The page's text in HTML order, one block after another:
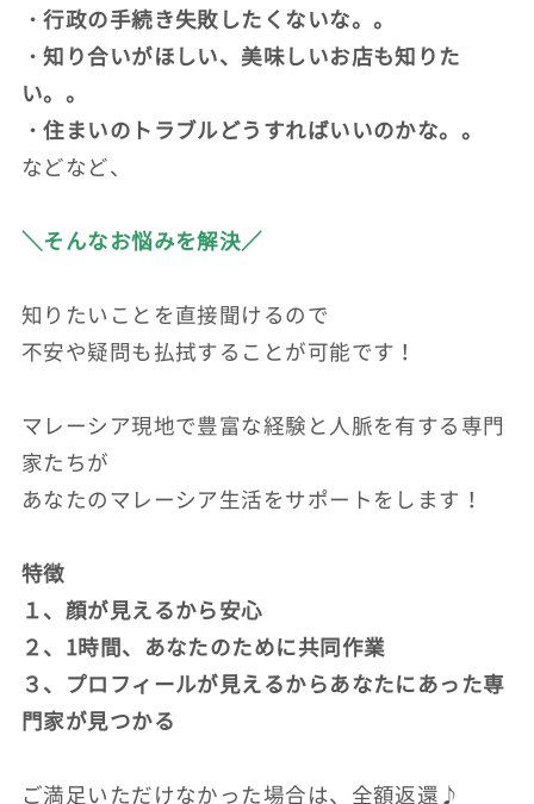
・行政の手続き失敗したくないな。。
・知り合いがほしい、美味しいお店も知りた
い。。
・住まいのトラブルどうすればいいのかな。。
などなど、
＼そんなお悩みを解決／
知りたいことを直接聞けるので
不安や疑問も払拭することが可能です！
マレーシア現地で豊富な経験と人脈を有する専門
家たちが
あなたのマレーシア生活をサポートをします！
特徴
１、顔が見えるから安心
２、1時間、あなたのために共同作業
３、プロフィールが見えるからあなたにあった専
門家が見つかる
ご満足いただけなかった場合は、全額返還♪